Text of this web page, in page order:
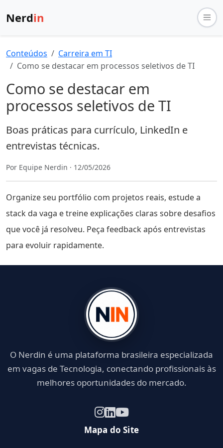
Nerdin
Conteúdos
Carreira em TI
Como se destacar em processos seletivos de TI
Como se destacar em
processos seletivos de TI
Boas práticas para currículo, LinkedIn e
entrevistas técnicas.
Por Equipe Nerdin · 12/05/2026
Organize seu portfólio com projetos reais, estude a
stack da vaga e treine explicações claras sobre desafios
que você já resolveu. Peça feedback após entrevistas
para evoluir rapidamente.
O Nerdin é uma plataforma brasileira especializada
em vagas de Tecnologia, conectando profissionais às
melhores oportunidades do mercado.
Mapa do Site